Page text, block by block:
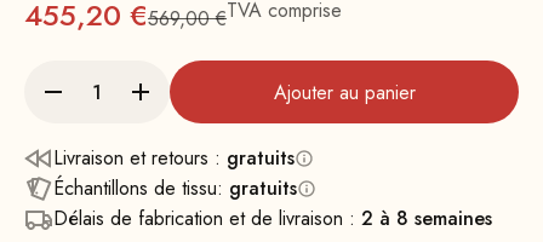
Prix
455,20 €Prix normal : 569
569,00 €TVA comprise
Ajouter au panier
Livraison et retours : gratuits
Échantillons de tissu: gratuits
Délais de fabrication et de livraison : 2 à 8 semaines